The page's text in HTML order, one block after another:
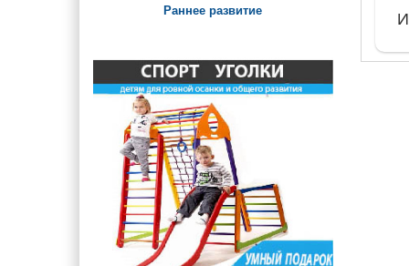
Раннее развитие